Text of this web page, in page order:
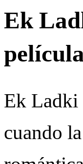
Ek
Ek Ladki
cuando